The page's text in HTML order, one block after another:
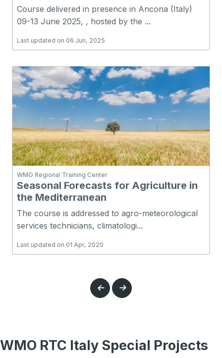
Course delivered in presence in Ancona (Italy)
09-13 June 2025, , hosted by the ...
Last updated on 06 Jun, 2025
WMO Regional Training Center
Seasonal Forecasts for Agriculture in
the Mediterranean
The course is addressed to agro-meteorological
services technicians, climatologi...
Last updated on 01 Apr, 2020
WMO RTC Italy Special Projects